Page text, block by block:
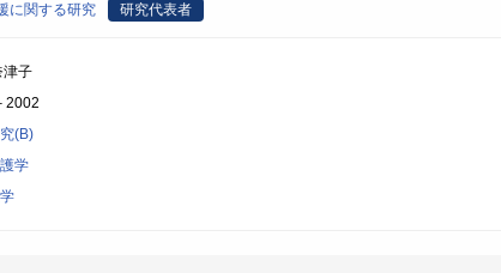
に関する研究 研究代表者
津子
2002
(B)
学